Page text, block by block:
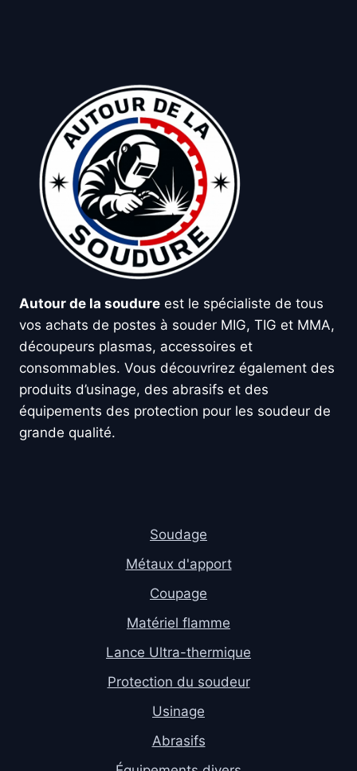
Autour de la soudure est le spécialiste de tous
vos achats de postes à souder MIG, TIG et MMA,
découpeurs plasmas, accessoires et
consommables. Vous découvrirez également des
produits d’usinage, des abrasifs et des
équipements des protection pour les soudeur de
grande qualité.
Soudage
Métaux d'apport
Coupage
Matériel flamme
Lance Ultra-thermique
Protection du soudeur
Usinage
Abrasifs